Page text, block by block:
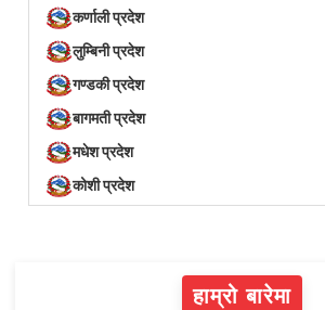
कर्णाली प्रदेश
लुम्बिनी प्रदेश
गण्डकी प्रदेश
बागमती प्रदेश
मधेश प्रदेश
कोशी प्रदेश
हाम्रो बारेमा